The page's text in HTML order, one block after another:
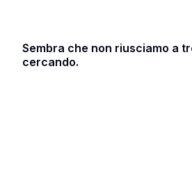
Sembra che non riusciamo a
cercando.